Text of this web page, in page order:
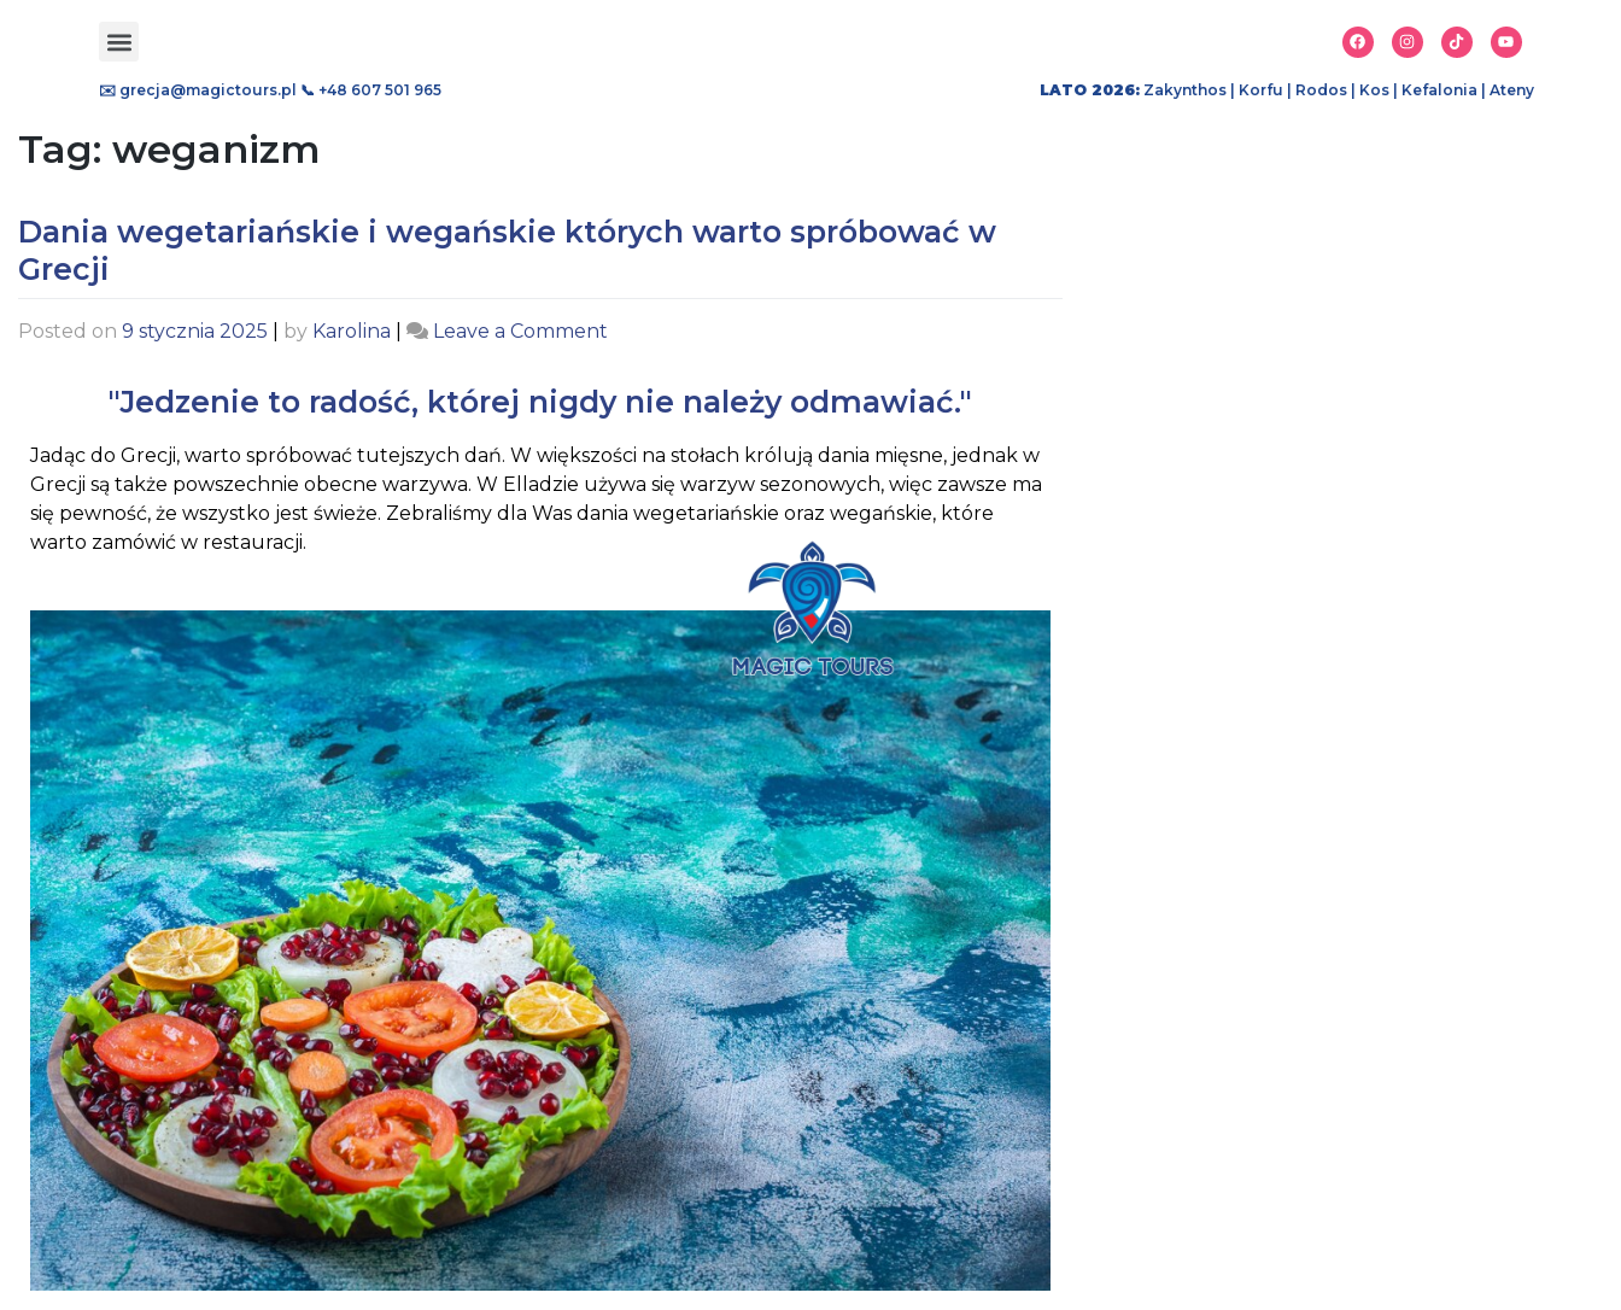
✉️ grecja@magictours.pl 📞 +48 607 501 965 LATO 2026: Zakynthos Korfu Rodos Kos Kefalonia Ateny
Tag: weganizm
Dania wegetariańskie i wegańskie których warto spróbować w
Grecji
Posted on 9 stycznia 2025 by Karolina Leave a Comment
"Jedzenie to radość, której nigdy nie należy odmawiać."
Jadąc do Grecji, warto spróbować tutejszych dań. W większości na stołach królują dania mięsne, jednak w
Grecji są także powszechnie obecne warzywa. W Elladzie używa się warzyw sezonowych, więc zawsze ma
się pewność, że wszystko jest świeże. Zebraliśmy dla Was dania wegetariańskie oraz wegańskie, które
warto zamówić w restauracji.